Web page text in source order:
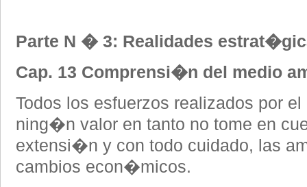
Parte N � 3: Realidades
Cap. 13 Comprensi�n del medio
Todos los esfuerzos realizados por
ning�n valor en tanto no tome en
extensi�n y con todo cuidado, las
cambios econ�micos.